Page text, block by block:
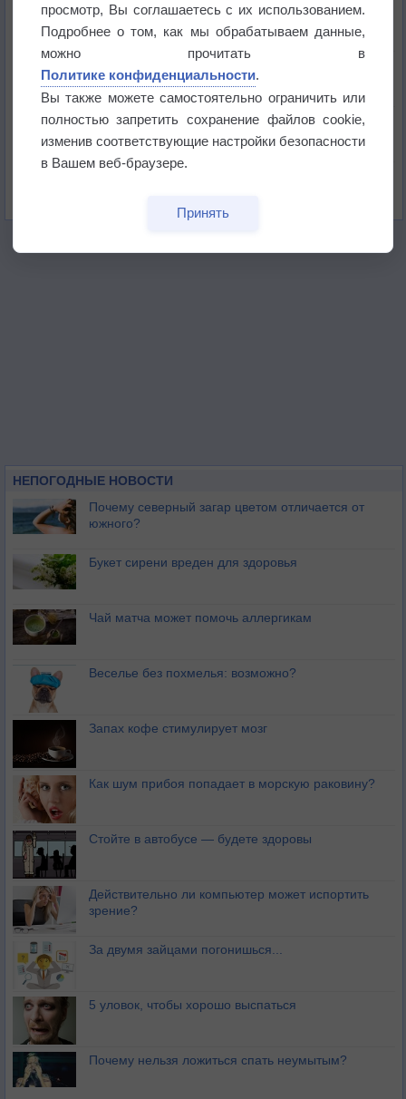
Приложение построит маршрут через тень
Атмосфера начала замерзать
В Приморье обнаружены морские волны тепла
Изменение климата повлияло на ареал обитания
НЕПОГОДНЫЕ НОВОСТИ
Почему северный загар цветом отличается от
южного?
Букет сирени вреден для здоровья
Чай матча может помочь аллергикам
Веселье без похмелья: возможно?
Запах кофе стимулирует мозг
Как шум прибоя попадает в морскую раковину?
Стойте в автобусе — будете здоровы
Действительно ли компьютер может испортить
зрение?
За двумя зайцами погонишься...
5 уловок, чтобы хорошо выспаться
Почему нельзя ложиться спать неумытым?
просмотр, Вы соглашаетесь с их использованием.
Подробнее о том, как мы обрабатываем данные,
можно прочитать в
Политике конфиденциальности.
Вы также можете самостоятельно ограничить или
полностью запретить сохранение файлов cookie,
изменив соответствующие настройки безопасности
в Вашем веб-браузере.
Принять